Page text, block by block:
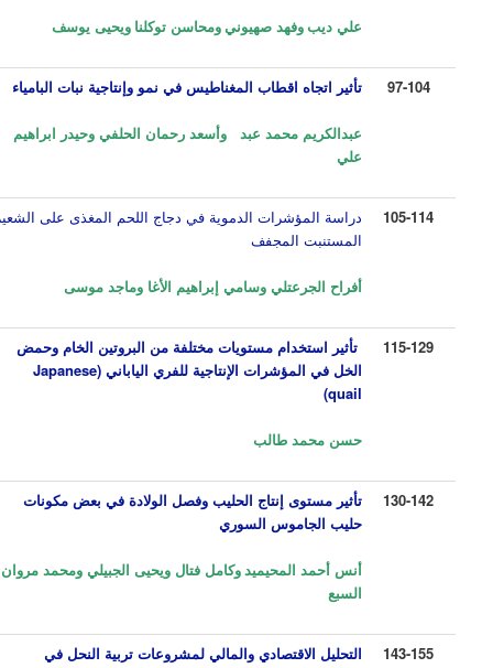
علي ديبوفهد صهيوني ومحاسن توكلناويحيى يوسف
97-104 تأثير اتجاه اقطاب المغناطيس في نمو وإنتاجية نبات البامياء
عبدالكريم محمد عبد وأسعد رحمان الحلفي وحيدر ابراهيم
علي
105-114
دراسة المؤشرات الدموية في دجاج اللحم المغذى على الشعير
المستنبت المجفف
أفراح الجرعتلي وسامي إبراهيم الأغا وماجد موسى
115-129
تأثير استخدام مستويات مختلفة من البروتين الخام وحمض
الخل في المؤشرات الإنتاجية للفري الياباني ( Japanese
quail
)
حسن محمد طالب
130-142
تأثير مستوى إنتاج الحليب وفصل الولادة في بعض مكونات
حليب الجاموس السوري
أنس أحمد المحيميدوكامل فتال ويحيى الجبيلي ومحمد مروان
السبع
143-155
التحليل الاقتصادي والمالي لمشروعات تربية النحل في